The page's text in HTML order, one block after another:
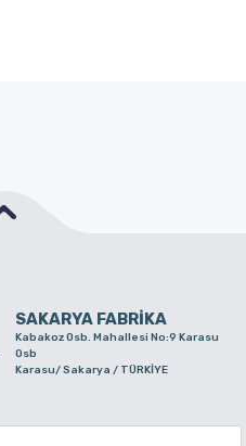
SAKARYA FABRİKA
Kabakoz Osb. Mahallesi No:9 Karasu
Osb
Karasu/ Sakarya / TÜRKİYE